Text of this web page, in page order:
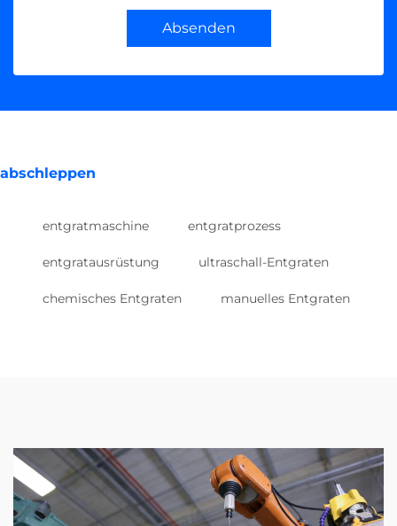
Absenden
abschleppen
entgratmaschine entgratprozess
entgratausrüstung ultraschall-Entgraten
chemisches Entgraten manuelles Entgraten